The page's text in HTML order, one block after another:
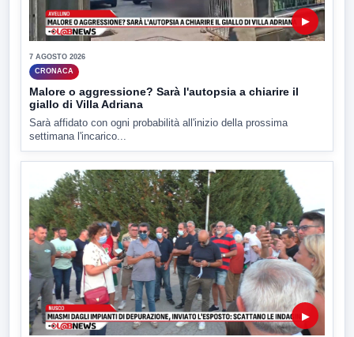
▶
7 AGOSTO 2026
CRONACA
Malore o aggressione? Sarà l'autopsia a chiarire il
giallo di Villa Adriana
Sarà affidato con ogni probabilità all'inizio della prossima
settimana l'incarico...
▶